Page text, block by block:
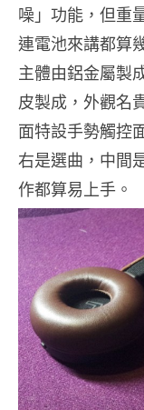
噪」功能，但重
連電池來講都算
主體由鋁金屬製
皮製成，外觀名
面特設手勢觸控
右是選曲，中間
作都算易上手。